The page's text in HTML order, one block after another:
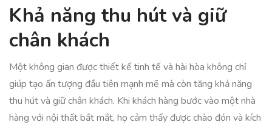
Khả năng thu hút và giữ
chân khách
Một không gian được thiết kế tinh tế và hài hòa không chỉ
giúp tạo ấn tượng đầu tiên mạnh mẽ mà còn tăng khả năng
thu hút và giữ chân khách. Khi khách hàng bước vào một nhà
hàng với nội thất bắt mắt, họ cảm thấy được chào đón và kích